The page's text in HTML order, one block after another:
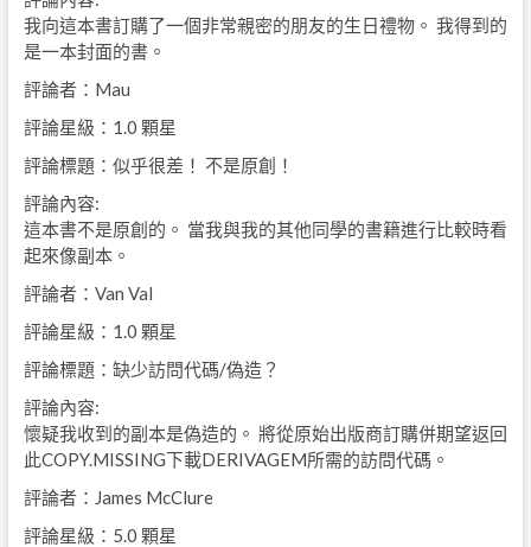
我向這本書訂購了一個非常親密的朋友的生日禮物。 我得到的
是一本封面的書。
評論者：Mau
評論星級：1.0 顆星
評論標題：似乎很差！ 不是原創！
評論內容:
這本書不是原創的。 當我與我的其他同學的書籍進行比較時看
起來像副本。
評論者：Van Val
評論星級：1.0 顆星
評論標題：缺少訪問代碼/偽造？
評論內容:
懷疑我收到的副本是偽造的。 將從原始出版商訂購併期望返回
此COPY.MISSING下載DERIVAGEM所需的訪問代碼。
評論者：James McClure
評論星級：5.0 顆星